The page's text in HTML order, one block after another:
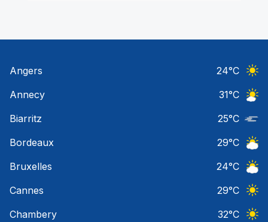
Angers 24°C
Annecy
31°C
Biarritz
25°C
Bordeaux
29°C
Bruxelles
24°C
Cannes
29°C
Chambery
32°C